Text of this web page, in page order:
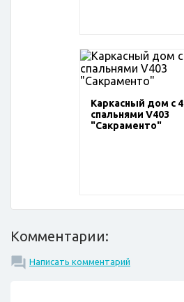
Каркасный дом с 4
спальнями V403
"Сакраменто"
Комментарии:
Написать комментарий